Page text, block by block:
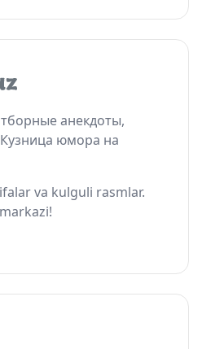
анекдоты,
юмора на
va kulguli rasmlar.